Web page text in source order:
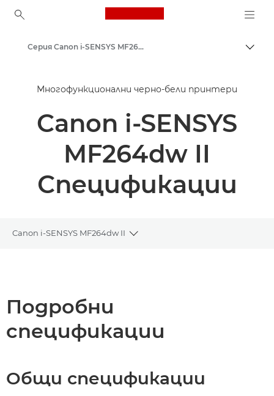
Canon Logo, back to
Решения и услуги
Бизнес продукти
Многофункционални черно-бели принтери
Серия Canon i-SENSYS MF260 II – многофункционални принтери
Многофункционални черно-бели принтери
Canon i-SENSYS
MF264dw II
Спецификации
Canon i-SENSYS MF264dw II
Toggle breadcrumbs
Подробни
спецификации
Общи спецификации